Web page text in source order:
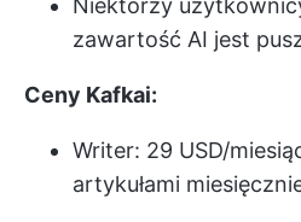
Niektórzy
zawartość AI jest
Ceny Kafkai:
Writer: 29 USD/
artykułami